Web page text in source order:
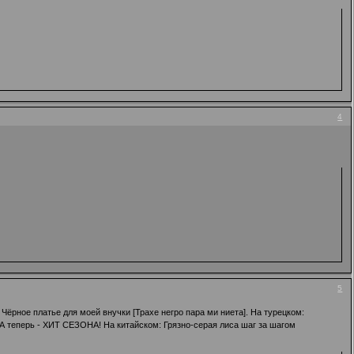
4
5
платье для моей внучки [Трахе негро пара ми ниета]. На турецком:
теперь - ХИТ СЕЗОНА! На китайском: Грязно-серая лиса шаг за шагом